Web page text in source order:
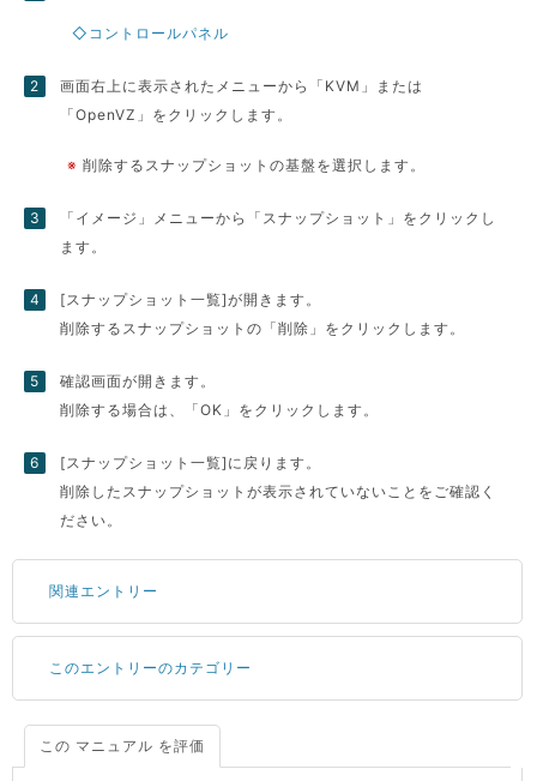
◇コントロールパネル
画面右上に表示されたメニューから「KVM」または
「OpenVZ」をクリックします。
※削除するスナップショットの基盤を選択します。
「イメージ」メニューから「スナップショット」をクリックし
ます。
[スナップショット一覧]が開きます。
削除するスナップショットの「削除」をクリックします。
確認画面が開きます。
削除する場合は、「OK」をクリックします。
[スナップショット一覧]に戻ります。
削除したスナップショットが表示されていないことをご確認く
ださい。
関連エントリー
ドメインの種類と取得手順
Tera Term の設定方法
PuTTY のインストール方法
PuTTY用に秘密鍵を変換する
このエントリーのカテゴリー
Windows Server（～2025年2月5日）
この マニュアル を評価